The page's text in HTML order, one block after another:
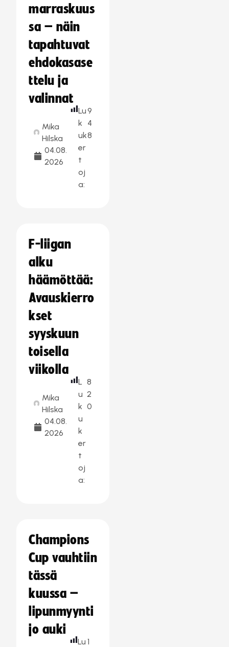
marraskuus
sa – näin
tapahtuvat
ehdokasase
ttelu ja
valinnat
Mika
Hilska
04.08.
2026
Lu
k
uk
er
t
oj
a:
9
4
8
F-liigan
alku
häämöttää:
Avauskierro
kset
syyskuun
toisella
viikolla
Mika
Hilska
04.08.
2026
L
u
k
u
k
er
t
oj
a:
8
2
0
Champions
Cup vauhtiin
tässä
kuussa –
lipunmyynti
jo auki
Lu 1